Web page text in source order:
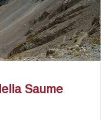
- PNR Queyras
Saume